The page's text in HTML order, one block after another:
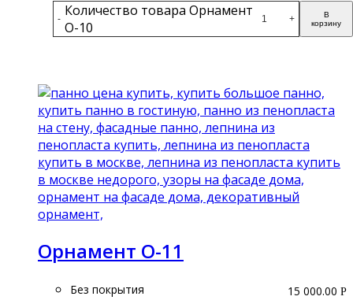
- Количество товара Орнамент
О-10
+
В
корзину
Орнамент О-11
Без покрытия
15 000.00 Р